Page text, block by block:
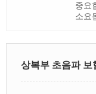
중요
소요
상복부 초음파 보